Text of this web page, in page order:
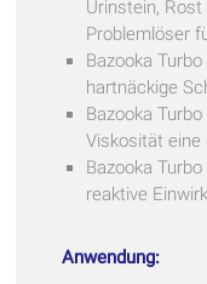
Urinstein,
Problemlöser
Bazooka
hartnäckige
Bazooka
Viskosität eine
Bazooka
reaktive
Anwendung: